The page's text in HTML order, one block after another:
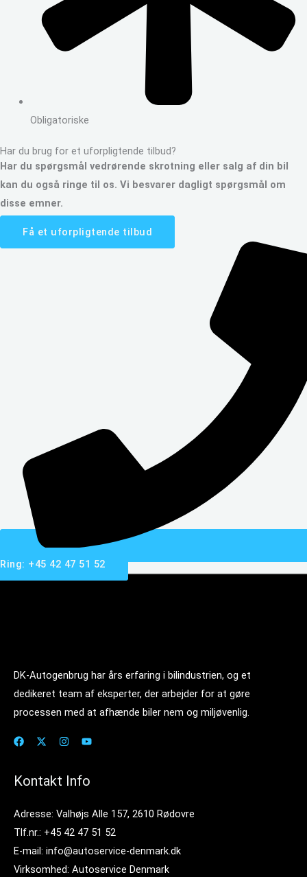
Obligatoriske
Har du brug for et uforpligtende tilbud?
Har du spørgsmål vedrørende skrotning eller salg af din bil
kan du også ringe til os. Vi besvarer dagligt spørgsmål om
disse emner.
Få et uforpligtende tilbud
Ring: +45 42 47 51 52
DK-Autogenbrug har års erfaring i bilindustrien, og et
dedikeret team af eksperter, der arbejder for at gøre
processen med at afhænde biler nem og miljøvenlig.
Kontakt Info
Adresse: Valhøjs Alle 157, 2610 Rødovre
Tlf.nr.: +45 42 47 51 52
E-mail: info@autoservice-denmark.dk
Virksomhed: Autoservice Denmark